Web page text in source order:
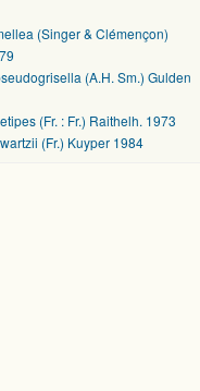
(Singer & Clémençon)
(A.H. Sm.) Gulden
(Fr. : Fr.) Raithelh. 1973
(Fr.) Kuyper 1984